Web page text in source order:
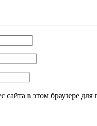
сайта в этом браузере